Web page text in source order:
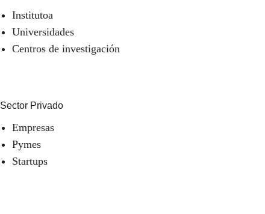
Institutoa
Universidades
Centros de investigación
Sector Privado
Empresas
Pymes
Startups